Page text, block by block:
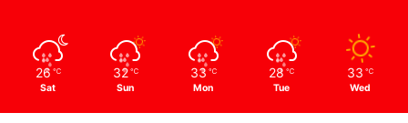
26 ℃
Sat
32 ℃
Sun
33 ℃
Mon
28 ℃
Tue
33 ℃
Wed